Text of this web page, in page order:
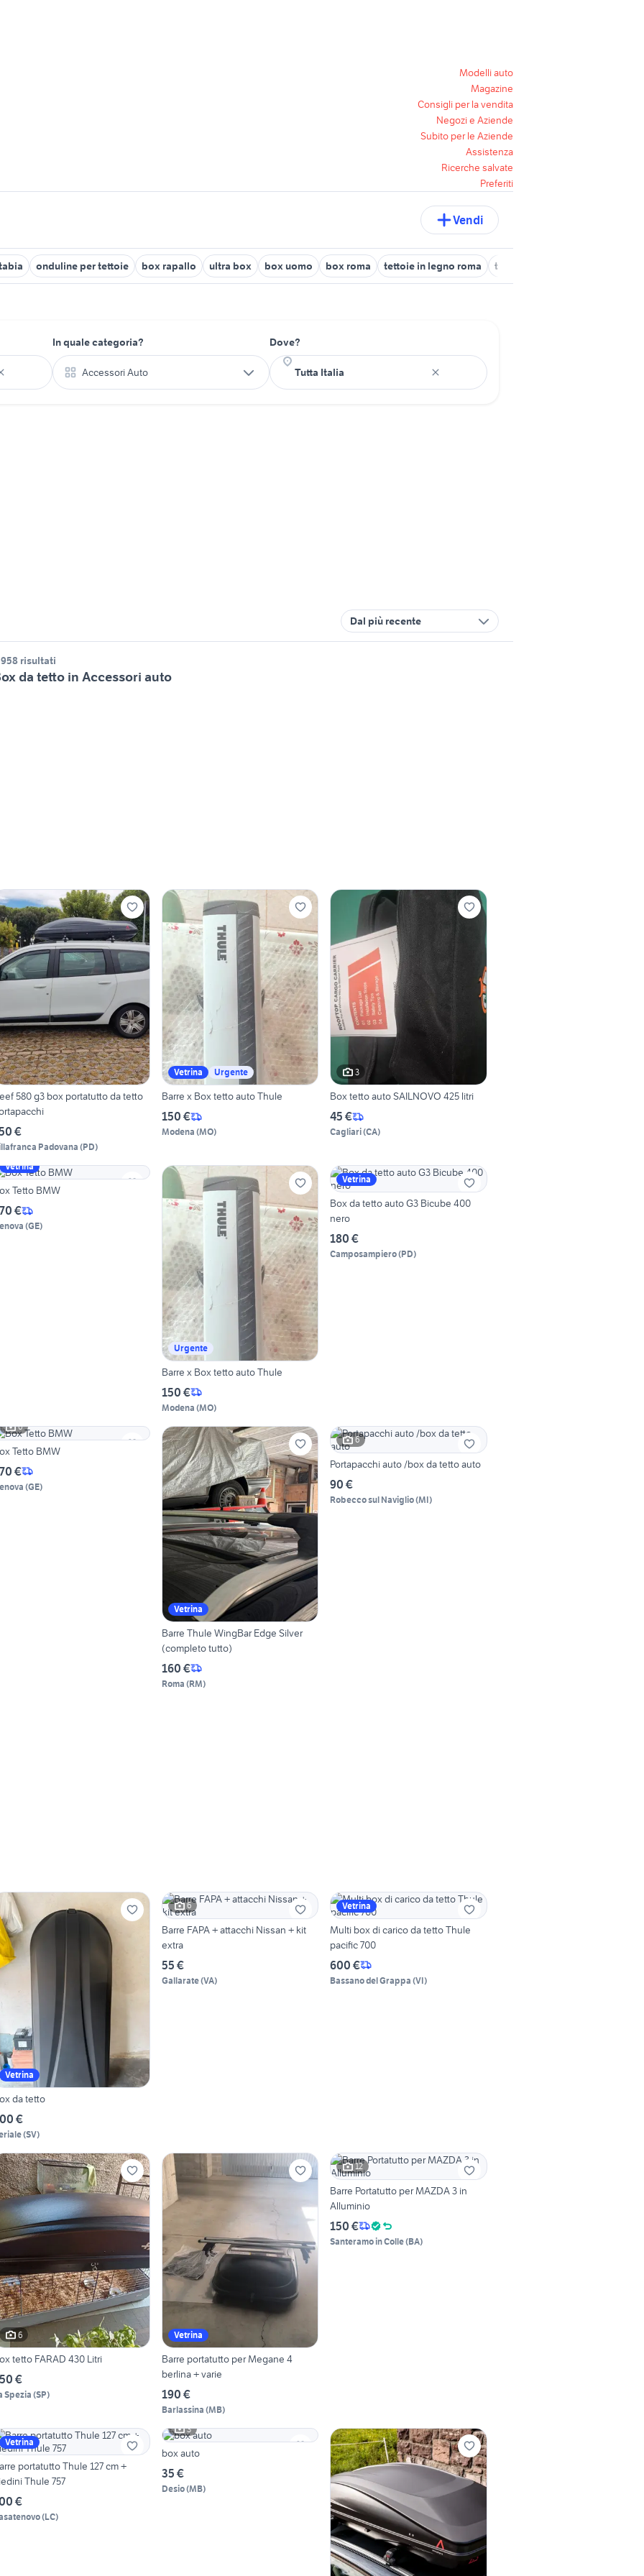
Modelli auto
Magazine
Consigli per la vendita
Negozi e Aziende
Subito per le Aziende
Assistenza
Ricerche salvate
Preferiti
Vendi
onduline per tettoie box rapallo ultra box box uomo box roma tettoie in legno roma tetto apribile bmw
In quale categoria?
Accessori Auto
Dove?
Dal più recente
risultati
da tetto in Accessori auto
580 g3 box portatutto da tetto
€
Padovana (PD)
Vetrina Urgente
Barre x Box tetto auto Thule
150 €
Modena (MO)
3
Box tetto auto SAILNOVO 425 litri
45 €
Cagliari(CA)
Vetrina
Tetto BMW
€
(GE)
Urgente
Barre x Box tetto auto Thule
150 €
Modena (MO)
Vetrina
Box da tetto auto G3 Bicube 400
nero
180 €
Camposampiero(PD)
6
Tetto BMW
€
(GE)
Vetrina
Barre Thule WingBar Edge Silver
(completo tutto)
160 €
Roma (RM)
6
Portapacchi auto /box da tetto auto
90 €
Robecco sul Naviglio(MI)
Vetrina
da tetto
€
(SV)
6
Barre FAPA + attacchi Nissan + kit
extra
55 €
Gallarate(VA)
Vetrina
Multi box di carico da tetto Thule
pacific 700
600 €
Bassano del Grappa (VI)
6
Box tetto FARAD 430 Litri
€
Spezia (SP)
Vetrina
Barre portatutto per Megane 4
berlina + varie
190 €
Barlassina (MB)
12
Barre Portatutto per MAZDA 3 in
Alluminio
150 €
Santeramo in Colle(BA)
Vetrina
portatutto Thule 127 cm +
Thule 757
€
(LC)
3
box auto
35 €
Desio(MB)